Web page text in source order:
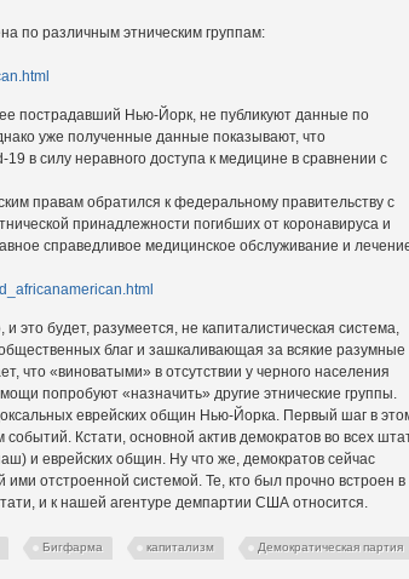
по различным этническим группам:
пострадавший Нью-Йорк, не публикуют данные по
уже полученные данные показывают, что
в силу неравного доступа к медицине в сравнении с
правам обратился к федеральному правительству с
принадлежности погибших от коронавируса и
справедливое медицинское обслуживание и
будет, разумеется, не капиталистическая система,
благ и зашкаливающая за всякие разумные
что «виноватыми» в отсутствии у черного населения
попробуют «назначить» другие этнические группы.
еврейских общин Нью-Йорка. Первый шаг в
Кстати, основной актив демократов во всех
и еврейских общин. Ну что же, демократов сейчас
ими отстроенной системой. Те, кто был прочно встроен в
и к нашей агентуре демпартии США относится.
Бигфарма капитализм Демократическая партия